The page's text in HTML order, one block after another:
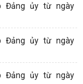
Đảng ủy từ ngày
Đảng ủy từ ngày
Đảng ủy từ ngày